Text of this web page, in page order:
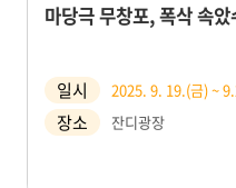
마당극 무창포, 폭삭 속았
일시 2025. 9. 19.(금) ~
장소 잔디광장